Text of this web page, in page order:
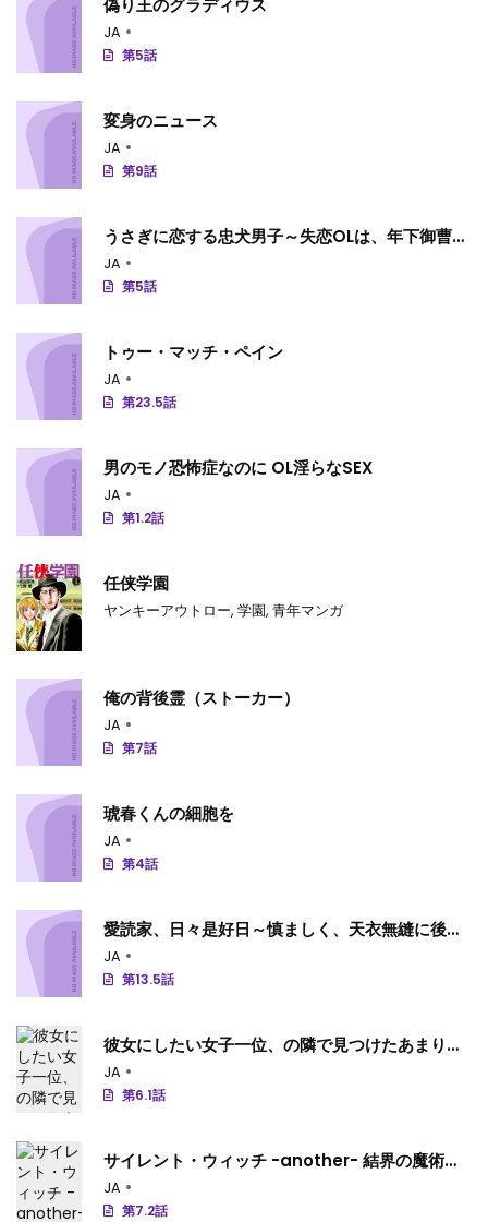
偽り王のグラディウス
JA
第5話
変身のニュース
JA
第9話
うさぎに恋する忠犬男子～失恋OLは、年下御曹司
に愛される～
JA
第5話
トゥー・マッチ・ペイン
JA
第23.5話
男のモノ恐怖症なのに OL淫らなSEX
JA
第1.2話
任侠学園
ヤンキーアウトロー, 学園, 青年マンガ
俺の背後霊（ストーカー）
JA
第7話
琥春くんの細胞を
JA
第4話
愛読家、日々是好日～慎ましく、天衣無縫に後宮
を駆け抜けます～
JA
第13.5話
彼女にしたい女子一位、の隣で見つけたあまりち
ゃん
JA
第6.1話
サイレント・ウィッチ -another- 結界の魔術師
の成り上がり
JA
第7.2話